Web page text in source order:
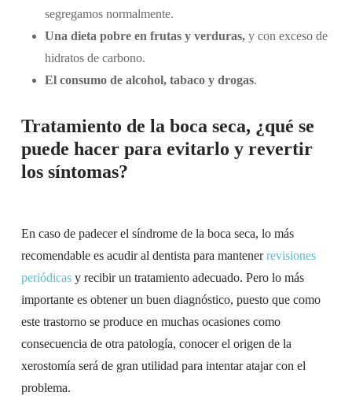
segregamos normalmente.
Una dieta pobre en frutas y verduras,y con exceso de
hidratos de carbono.
El consumo de alcohol, tabaco y drogas.
Tratamiento de la boca seca, ¿qué se
puede hacer para evitarlo y revertir
los síntomas?
En caso de padecer el síndrome de la boca seca, lo más
recomendable es acudir al dentista para mantenerrevisiones
periódicasy recibir un tratamiento adecuado. Pero lo más
importante es obtener un buen diagnóstico, puesto que como
este trastorno se produce en muchas ocasiones como
consecuencia de otra patología, conocer el origen de la
xerostomía será de gran utilidad para intentar atajar con el
problema.